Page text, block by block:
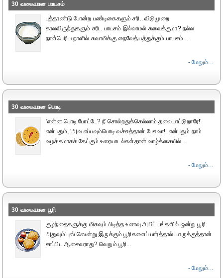
30 வகையான பாயசம்
புத்தாண்டு போன்ற பண்டிகைகளும் சரி.. விடுமுறை
காலவிருந்துகளும் சரி.. பாயசம் இல்லாமல் சுவைக்குமா? நல்ல
நாள்பெரிய நாளில் சுவாமிக்கு நைவேத்யத்துக்கும் பாயசம்...
- மேலும்...
30 வகையான பொடி
‘என்ன பொடி போட்டே? நீ சொல்றதுக்கெல்லாம் தலையாட்டுறாரே!’
என்பதும், ‘அவ எப்பவும்பொடி வச்சுத்தான் பேசுவா!’ என்பதும் நாம்
வழக்கமாகக் கேட்கும் உரையாடல்கள்தான்.வாழ்க்கையில்...
- மேலும்...
30 வகையான பூரி
குழந்தைகளுக்கு மிகவும் பிடித்த உணவு அயிட்டங்களில் ஒன்று பூரி.
அதுவும்‘புஸ்’ஸென்று இருக்கும் பூரிகளைப் பார்த்தால் யாருக்குத்தான்
சாப்பிட ஆசைவராது? வெறும் பூரி...
- மேலும்...